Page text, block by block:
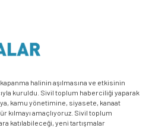
halinin aşılmasına ve etkisinin
kuruldu. Sivil toplum haberciliği yaparak
kamu yönetimine, siyasete, kanaat
kılmayı amaçlıyoruz. Sivil toplum
katılabileceği, yeni tartışmalar